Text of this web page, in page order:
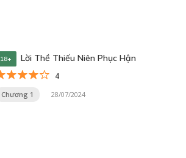
18+ Lời Thề Thiếu Niên Phục Hận
4
Chương 1 28/07/2024